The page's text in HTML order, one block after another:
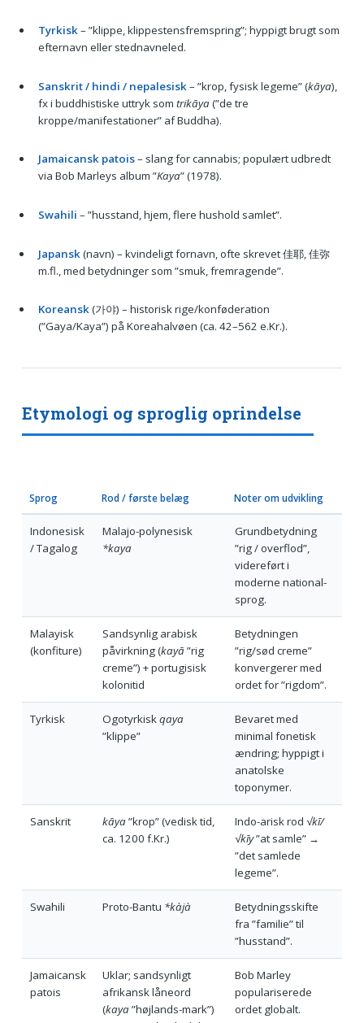
Tyrkisk– ”klippe, klippestens­fremspring”; hyppigt brugt som
efternavn eller stednavneled.
Sanskrit / hindi / nepalesisk – ”krop, fysisk legeme” (kāya),
fx i buddhistiske uttryk som trikāya(”de tre
kroppe/manifestationer” af Buddha).
Jamaicansk patois– slang for cannabis; populært udbredt
via Bob Marleys album ”Kaya” (1978).
Swahili – ”husstand, hjem, flere hushold samlet”.
Japansk (navn) – kvindeligt fornavn, ofte skrevet 佳耶, 佳弥
m.fl., med betydninger som ”smuk, fremragende”.
Koreansk(가야) – historisk rige/konføderation
(”Gaya/Kaya”) på Koreahalvøen (ca. 42–562 e.Kr.).
Etymologi og sproglig oprindelse
Sprog Rod / første belæg Noter om udvikling
Indonesisk
/ Tagalog
Malajo-polynesisk
*kaya
Grundbetydning
”rig / overflod”,
videreført i
moderne national­-
sprog.
Malayisk
(konfiture)
Sandsynlig arabisk
påvirkning (kayā”rig
creme”) + portugisisk
kolonitid
Betydningen
”rig/sød creme”
konvergerer med
ordet for ”rigdom”.
Tyrkisk Ogotyrkiskqaya
”klippe”
Bevaret med
minimal fonetisk
ændring; hyppigt i
anatolske
toponymer.
Sanskrit kāya”krop” (vedisk tid,
ca. 1200 f.Kr.)
Indo-arisk rod √kī/
√kīy”at samle” →
”det samlede
legeme”.
Swahili Proto-Bantu *kàjà
Betydningsskifte
fra ”familie” til
”husstand”.
Jamaicansk
patois
Uklar; sandsynligt
afrikansk låneord
(kaya”højlands-mark”)
Bob Marley
populariserede
ordet globalt.